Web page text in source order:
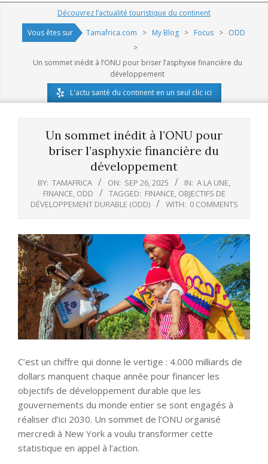
Navigation
Découvrez l’actualité touristique du continent
Vous êtes sur
Tamafrica.com > My Blog > Focus > ODD
>
Un sommet inédit à l’ONU pour briser l’asphyxie financière du
développement
L'actu santé du continent en un seul clic ici
Un sommet inédit à l’ONU pour
briser l’asphyxie financière du
développement
BY: TAMAFRICA ON: SEP 26, 2025 IN: A LA UNE,
FINANCE, ODD TAGGED: FINANCE, OBJECTIFS DE
DÉVELOPPEMENT DURABLE (ODD)
WITH: 0 COMMENTS
C’est un chiffre qui donne le vertige : 4.000 milliards de
dollars manquent chaque année pour financer les
objectifs de développement durable que les
gouvernements du monde entier se sont engagés à
réaliser d’ici 2030. Un sommet de l’ONU organisé
mercredi à New York a voulu transformer cette
statistique en appel à l’action.